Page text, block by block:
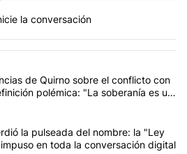
la conversación
con más comentarios en los
el título "Las inconsistencias de
de Quirno sobre el conflicto con
polémica: "La soberanía es un
el título "El Gobierno perdió la
la pulseada del nombre: la "Ley
en toda la conversación digital